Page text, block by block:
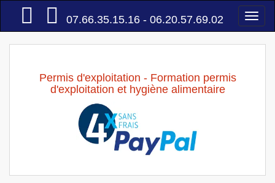
Accueil
07.66.35.15.16 - 06.20.57.69.02
Permis d'exploitation - Formation permis
d'exploitation et hygiène alimentaire